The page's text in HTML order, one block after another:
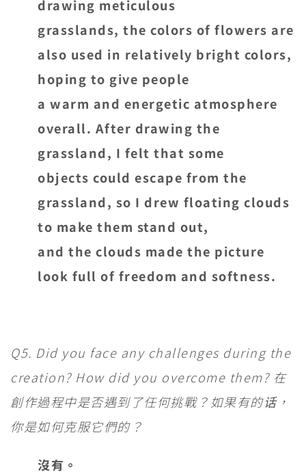
drawing meticulous
grasslands, the colors of flowers are
also used in relatively bright colors,
hoping to give people
a warm and energetic atmosphere
overall. After drawing the
grassland, I felt that some
objects could escape from the
grassland, so I drew floating clouds
to make them stand out,
and the clouds made the picture
look full of freedom and softness.
Q5. Did you face any challenges during the
creation? How did you overcome them? 在
創作過程中是否遇到了任何挑戰？如果有的话，
你是如何克服它們的？
沒有。